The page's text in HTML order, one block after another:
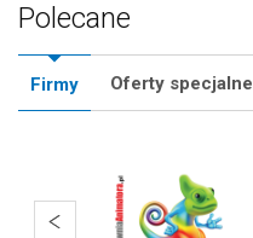
Polecane
Firmy Oferty specjalne